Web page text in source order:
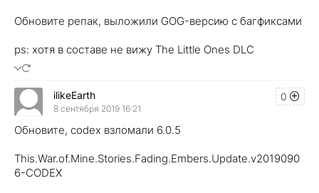
Обновите репак, выложили GOG-версию с багфиксами
ps: хотя в составе не вижу The Little Ones DLC
0
ilikeEarth
8 сентября 2019 16:21
Обновите, codex взломали 6.0.5
This.War.of.Mine.Stories.Fading.Embers.Update.v2019090
6-CODEX